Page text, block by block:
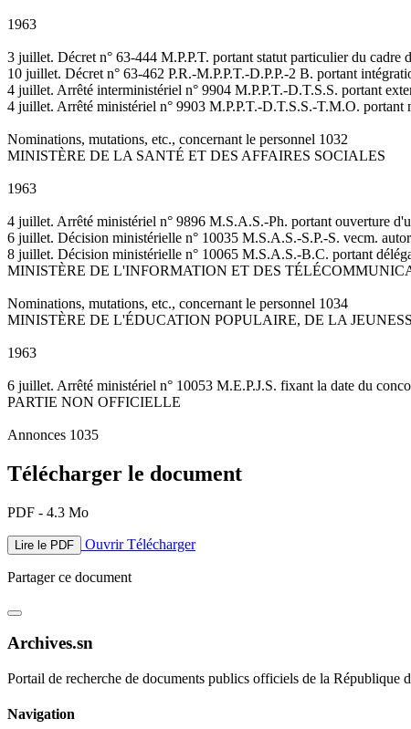
1963
3 juillet. Décret n° 63-444 M.P.P.T. portant statut particulier du cadre
10 juillet. Décret n° 63-462 P.R.-M.P.P.T.-D.P.P.-2 B. portant
4 juillet. Arrêté interministériel n° 9904 M.P.P.T.-D.T.S.S. portant
4 juillet. Arrêté ministériel n° 9903 M.P.P.T.-D.T.S.S.-T.M.O. portant
Nominations, mutations, etc., concernant le personnel 1032
MINISTÈRE DE LA SANTÉ ET DES AFFAIRES SOCIALES
1963
4 juillet. Arrêté ministériel n° 9896 M.S.A.S.-Ph. portant ouverture
6 juillet. Décision ministérielle n° 10035 M.S.A.S.-S.P.-S. vecm.
8 juillet. Décision ministérielle n° 10065 M.S.A.S.-B.C. portant
MINISTÈRE DE L'INFORMATION ET DES
Nominations, mutations, etc., concernant le personnel 1034
MINISTÈRE DE L'ÉDUCATION POPULAIRE, DE LA
1963
6 juillet. Arrêté ministériel n° 10053 M.E.P.J.S. fixant la date du
PARTIE NON OFFICIELLE
Annonces 1035
Télécharger le document
PDF - 4.3 Mo
Lire le PDF OuvrirTélécharger
Partager ce document
Archives.sn
Portail de recherche de documents publics officiels de la République
Navigation